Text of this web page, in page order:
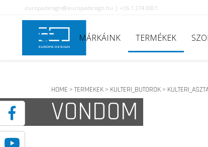
europadesign@europadesign.hu | +36 1 274 0001
MÁRKÁINK TERMÉKEK
HOME > TERMEKEK > KULTERI_BUTOROK >
VONDOM